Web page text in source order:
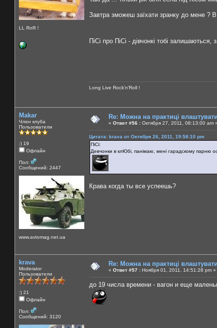
LL RnR !
Завтра зможеш заїхати зранку до мене ?
ПіСі про ПіСі - дівчонкі тобі
Long Live Rock'n'Roll !
Makar
Член клуба
Пользователи
:) 19
Офлайн
Пол:
Сообщений: 2447
www.avtomag.net.ua
Re: Можна на практиці
« Ответ #56 : Октября 27, 2011, 08:13:00 am
Цитата: krava от Октября 26, 2011, 19:58:10 pm
ПіСі:
Девчонки в клЮбі, панімаю, мені гарадскому парню
Крава когда ты все успеешь?
krava
Moderator
Пользователи
:) 21
Офлайн
Пол:
Сообщений: 3120
Re: Можна на практиці
« Ответ #57 : Ноября 01, 2011, 14:51:28 pm »
до 19 числа времени - вагон и еще